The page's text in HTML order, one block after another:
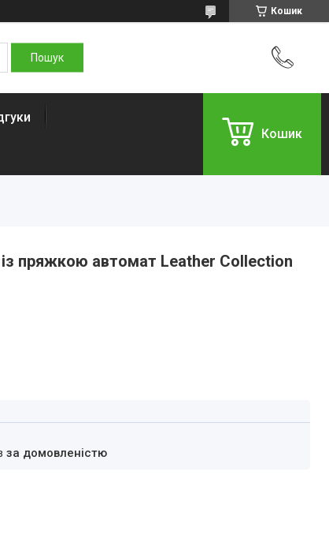
Кошик
Кошик
із пряжкою автомат Leather Collection
за домовленістю